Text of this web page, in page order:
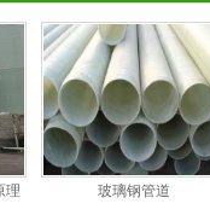
理
玻璃钢管道